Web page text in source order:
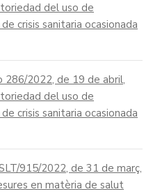
del uso de
crisis sanitaria ocasionada
286/2022, de 19 de abril,
del uso de
crisis sanitaria ocasionada
915/2022, de 31 de març,
en matèria de salut